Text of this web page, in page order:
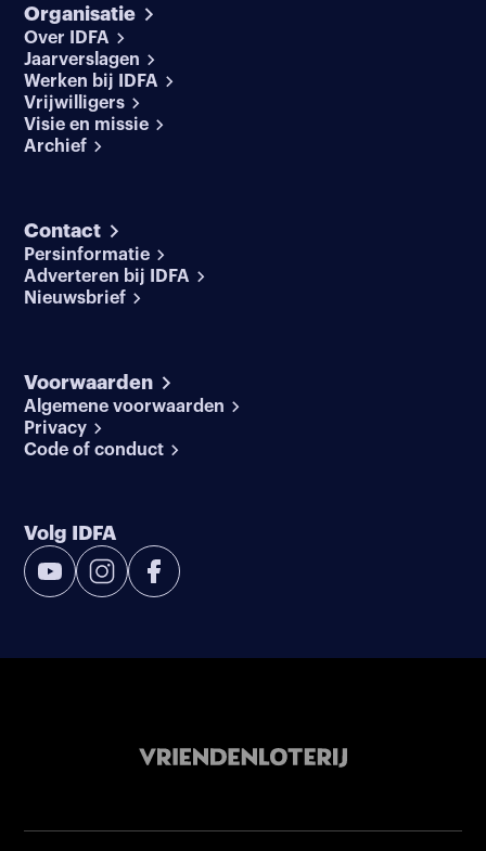
Organisatie
Over IDFA
Jaarverslagen
Werken bij IDFA
Vrijwilligers
Visie en missie
Archief
Contact
Persinformatie
Adverteren bij IDFA
Nieuwsbrief
Voorwaarden
Algemene voorwaarden
Privacy
Code of conduct
Volg IDFA